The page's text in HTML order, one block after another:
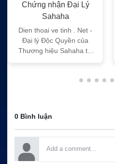
Chứng nhận Đại Lý
Sahaha
Dien thoai ve tinh . Net -
Đại lý Độc Quyền của
Thương hiệu Sahaha tại
0 Bình luận